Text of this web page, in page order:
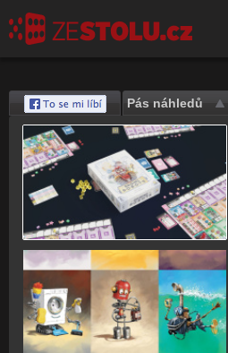
Pás náhledů